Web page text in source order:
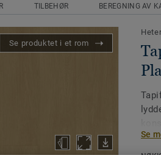
TILBEHØR BEREGNING AV
Se produktet i et rom
Se